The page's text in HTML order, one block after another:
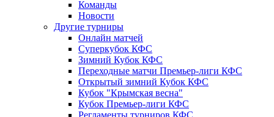
Команды
Новости
Другие турниры
Онлайн матчей
Суперкубок КФС
Зимний Кубок КФС
Переходные матчи Премьер-лиги КФС
Открытый зимний Кубок КФС
Кубок "Крымская весна"
Кубок Премьер-лиги КФС
Регламенты турниров КФС